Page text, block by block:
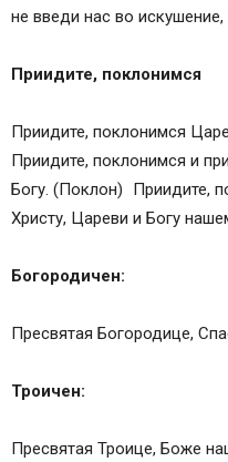
не введи нас во
Приидите, поклонимся
Приидите, поклонимся
Приидите, поклонимся и
Богу. (Поклон) Приидите,
Христу, Цареви и Богу
Богородичен:
Пресвятая Богородице,
Троичен:
Пресвятая Троице, Боже